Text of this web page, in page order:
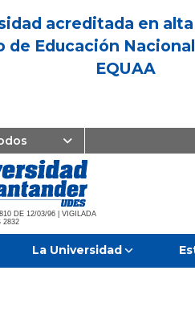
acreditada en
de Educación
EQUAA
DE 12/03/96 | VIGILADA
2832
La Universidad